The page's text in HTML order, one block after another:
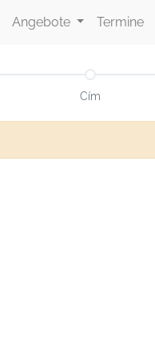
Angebote Termine
Cím